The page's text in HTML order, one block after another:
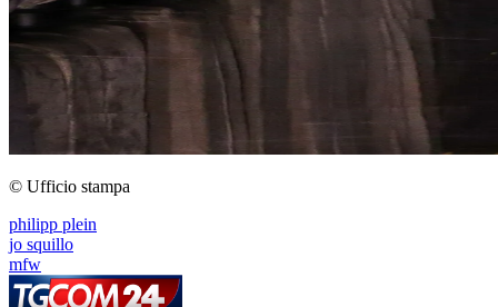
© Ufficio stampa
philipp plein
jo squillo
mfw